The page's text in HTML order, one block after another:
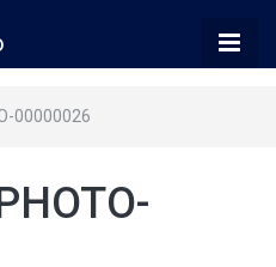
Sassuolo
00000026